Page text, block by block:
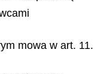
mowa w art. 11.